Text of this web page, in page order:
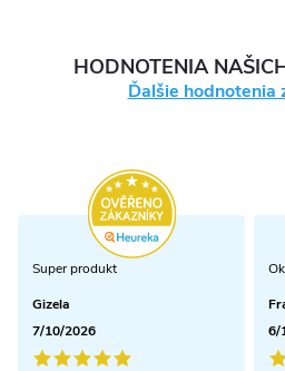
HODNOTENIA
Ďalšie hodnotenia
Super produkt
Gizela
7/10/2026
Ok
6/